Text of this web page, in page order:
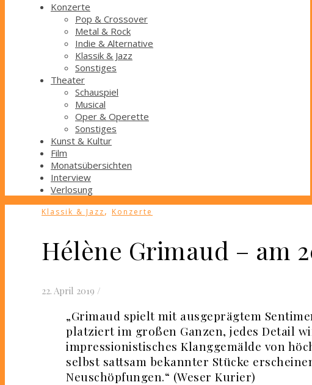
Konzerte
Pop & Crossover
Metal & Rock
Indie & Alternative
Klassik & Jazz
Sonstiges
Theater
Schauspiel
Musical
Oper & Operette
Sonstiges
Kunst & Kultur
Film
Monatsübersichten
Interview
Verlosung
Klassik & Jazz, Konzerte
Hélène Grimaud – am
22. April 2019 /
„Grimaud spielt mit ausgeprägtem
platziert im großen Ganzen, jedes Detail
impressionistisches Klanggemälde von
selbst sattsam bekannter Stücke
Neuschöpfungen.“ (Weser Kurier)